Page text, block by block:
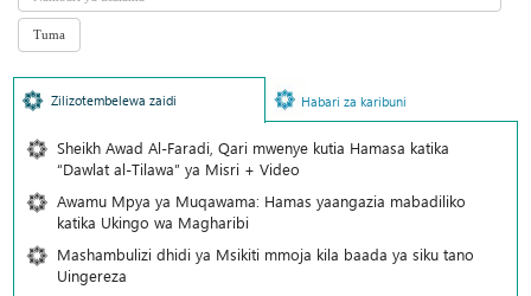
Zilizotembelewa zaidi Habari za karibuni
Sheikh Awad Al-Faradi, Qari mwenye kutia Hamasa katika
“Dawlat al-Tilawa” ya Misri + Video
Awamu Mpya ya Muqawama: Hamas yaangazia mabadiliko
katika Ukingo wa Magharibi
Mashambulizi dhidi ya Msikiti mmoja kila baada ya siku tano
Uingereza